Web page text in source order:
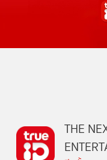
THE